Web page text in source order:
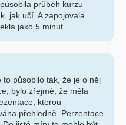
průběh kurzu
jak učí. A zapojovala
jako 5 minut.
působilo tak, že je o něj
bylo zřejmé, že měla
kterou
přehledně. Perzentace